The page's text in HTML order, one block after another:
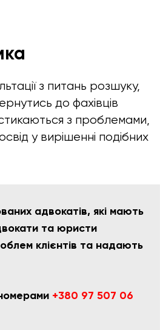
з питань розшуку,
до фахівців
з проблемами,
у вирішенні подібних
адвокатів, які мають
та юристи
клієнтів та надають
+380 97 507 06